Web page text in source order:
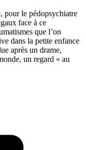
pour le pédopsychiatre
face à ce
que l’on
dans la petite enfance
après un drame,
un regard » au